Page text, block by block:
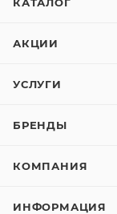
АКЦИИ
УСЛУГИ
БРЕНДЫ
КОМПАНИЯ
ИНФОРМАЦИЯ